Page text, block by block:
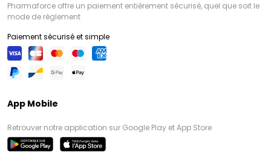
Pharmaforce offre un paiement entièrement sécurisé, quel que soit le
mode de règlement
Paiement sécurisé et simple
App Mobile
Retrouver notre application sur Google Play et App Store